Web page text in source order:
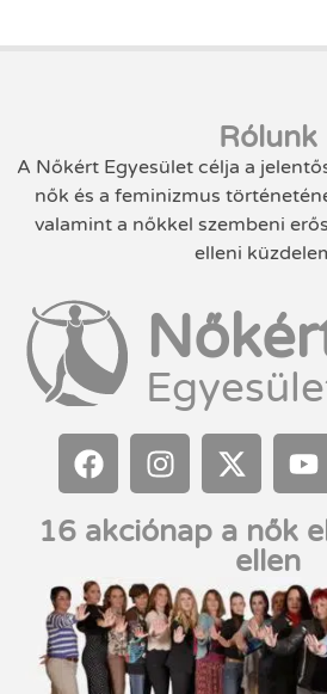
Rólunk
A Nőkért Egyesület célja a
nők és a feminizmus
valamint a nőkkel szembeni
elleni
16 akciónap a nők
ellen